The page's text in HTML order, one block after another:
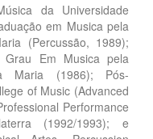
da Universidade
em Musica pela
(Percussão, 1989);
Em Musica pela
Maria (1986); Pós-
of Music (Advanced
Performance
(1992/1993); e